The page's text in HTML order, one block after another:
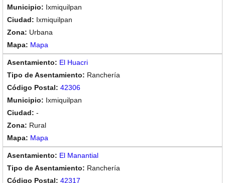
Ixmiquilpan
Ixmiquilpan
Urbana
Mapa
El Huacri
Ranchería
42306
Ixmiquilpan
-
Rural
Mapa
El Manantial
Ranchería
42317